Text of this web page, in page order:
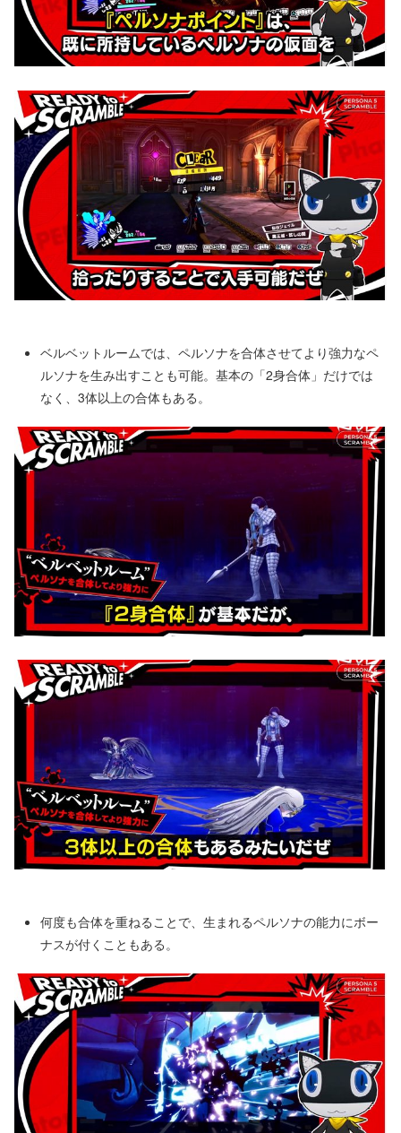
ベルベットルームでは、ペルソナを合体させてより強力なペ
ルソナを生み出すことも可能。基本の「2身合体」だけでは
なく、3体以上の合体もある。
何度も合体を重ねることで、生まれるペルソナの能力にボー
ナスが付くこともある。